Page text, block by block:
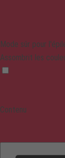
Mode sûr pour
Assombrit les
Contenu